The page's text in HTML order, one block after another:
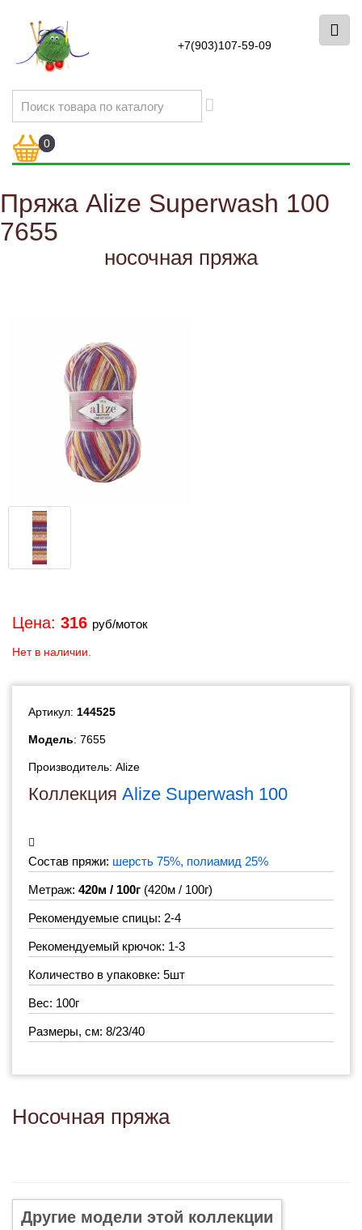
+7(903)107-59-09
0
Пряжа Alize Superwash 100
7655
носочная пряжа
Цена: 316 руб/моток
Нет в наличии.
Артикул: 144525
Модель: 7655
Производитель: Alize
Коллекция Alize Superwash 100
Состав пряжи: шерсть 75%, полиамид 25%
Метраж: 420м / 100г (420м / 100г)
Рекомендуемые спицы: 2-4
Рекомендуемый крючок: 1-3
Количество в упаковке: 5шт
Вес: 100г
Размеры, см: 8/23/40
Носочная пряжа
Другие модели этой коллекции